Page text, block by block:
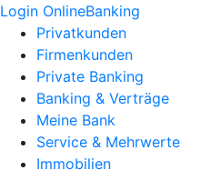
Login OnlineBanking
Privatkunden
Firmenkunden
Private Banking
Banking & Verträge
Meine Bank
Service & Mehrwerte
Immobilien